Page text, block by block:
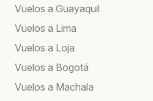
Vuelos a Guayaquil
Vuelos a Lima
Vuelos a Loja
Vuelos a Bogotá
Vuelos a Machala